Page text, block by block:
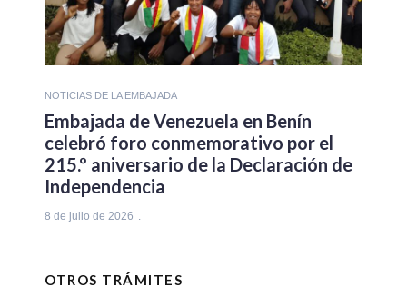
NOTICIAS DE LA EMBAJADA
Embajada de Venezuela en Benín
celebró foro conmemorativo por el
215.º aniversario de la Declaración de
Independencia
8 de julio de 2026
OTROS TRÁMITES